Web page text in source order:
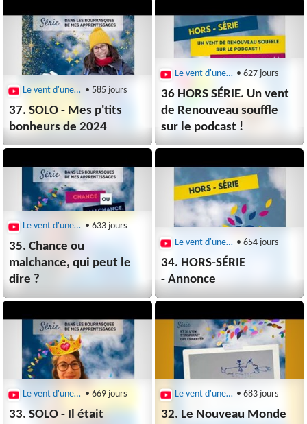
Le vent d'une nouveau monde • 585 jours
37. SOLO - Mes p'tits
bonheurs de 2024
Le vent d'une nouveau monde • 627 jours
36 HORS SÉRIE. Un vent
de Renouveau souffle
sur le podcast !
Le vent d'une nouveau monde • 633 jours
35. Chance ou
malchance, qui peut le
dire ?
Le vent d'une nouveau monde • 654 jours
34. HORS-SÉRIE
- Annonce
Le vent d'une nouveau monde • 669 jours
33. SOLO - Il était
Le vent d'une nouveau monde • 683 jours
32. Le Nouveau Monde